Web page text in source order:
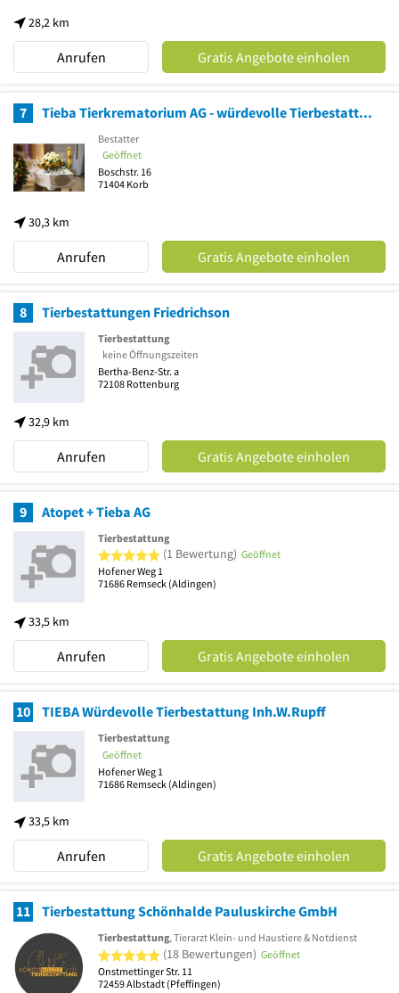
28,2 km
Anrufen Gratis Angebote einholen
7 Tieba Tierkrematorium AG - würdevolle Tierbestattung
30,3 km
Bestatter
Geöffnet
Boschstr. 16
71404 Korb
Anrufen Gratis Angebote einholen
8 Tierbestattungen Friedrichson
32,9 km
Tierbestattung
keine Öffnungszeiten
Bertha-Benz-Str. a
72108 Rottenburg
Anrufen Gratis Angebote einholen
9 Atopet + Tieba AG
33,5 km
Tierbestattung
5 von 5 Sternen
(1 Bewertung) Geöffnet
Hofener Weg 1
71686 Remseck (Aldingen)
Anrufen Gratis Angebote einholen
10 TIEBA Würdevolle Tierbestattung Inh.W.Rupff
33,5 km
Tierbestattung
Geöffnet
Hofener Weg 1
71686 Remseck (Aldingen)
Anrufen Gratis Angebote einholen
11 Tierbestattung Schönhalde Pauluskirche GmbH
Tierbestattung, Tierarzt Klein- und Haustiere & Notdienst
5 von 5 Sternen
(18 Bewertungen) Geöffnet
Onstmettinger Str. 11
72459Albstadt (Pfeffingen)